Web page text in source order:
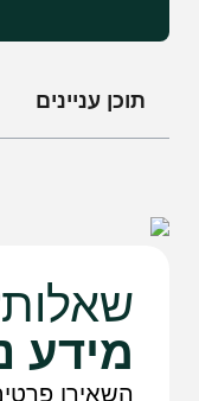
תוכן עניינים
מידע
השאירו